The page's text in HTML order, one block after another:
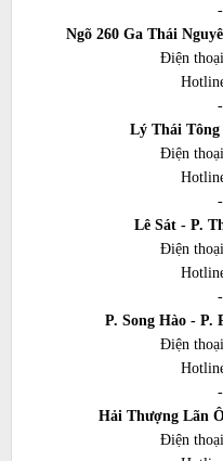
Ngõ 260 Ga Thái
Điện
Lý Thái
Điện
Lê Sát - P.
Điện
P. Song Hào - P.
Điện
Hải Thượng Lãn
Điện